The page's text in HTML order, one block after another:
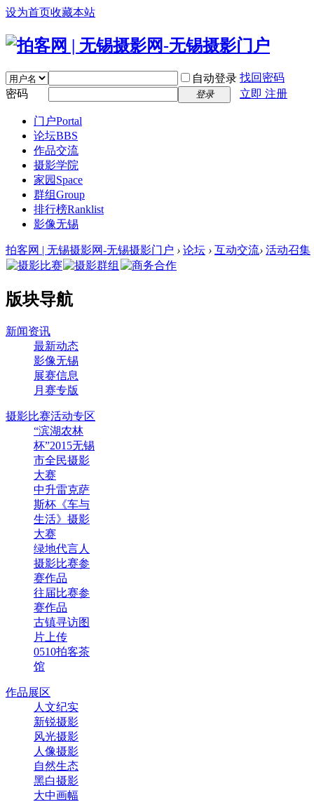
设为首页收藏本站
自动登录 找回密码
密码
登录 立即 注册
门户Portal
论坛BBS
作品交流
摄影学院
家园 Space
群组Group
排行榜Ranklist
影像无锡
拍客网 | 无锡摄影网-无锡摄影门户 › 论坛 › 互动交流› 活动召集
版块导航
新闻资讯
最新动态
影像无锡
展赛信息
月赛专版
摄影比赛活动专区
“滨湖农林
杯”2015无锡
市全民摄影
大赛
中升雷克萨
斯杯《车与
生活》摄影
大赛
绿地代言人
摄影比赛参
赛作品
往届比赛参
赛作品
古镇寻访图
片上传
0510拍客茶
馆
作品展区
人文纪实
新锐摄影
风光摄影
人像摄影
自然生态
黑白摄影
大中画幅